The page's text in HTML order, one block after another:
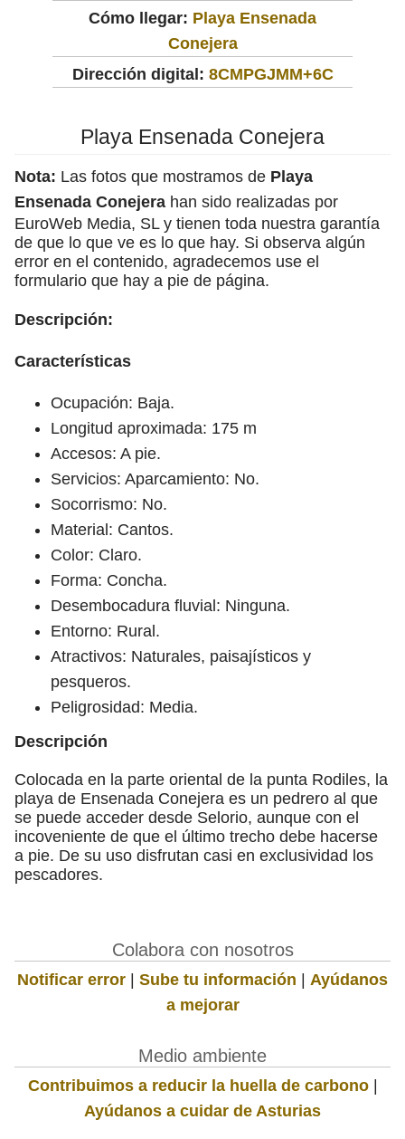
Cómo llegar: Playa Ensenada
Conejera
Dirección digital: 8CMPGJMM+6C
Playa Ensenada Conejera
Nota: Las fotos que mostramos de Playa
Ensenada Conejera han sido realizadas por
EuroWeb Media, SL y tienen toda nuestra garantía
de que lo que ve es lo que hay. Si observa algún
error en el contenido, agradecemos use el
formulario que hay a pie de página.
Descripción:
Características
Ocupación: Baja.
Longitud aproximada: 175 m
Accesos: A pie.
Servicios: Aparcamiento: No.
Socorrismo: No.
Material: Cantos.
Color: Claro.
Forma: Concha.
Desembocadura fluvial: Ninguna.
Entorno: Rural.
Atractivos: Naturales, paisajísticos y
pesqueros.
Peligrosidad: Media.
Descripción
Colocada en la parte oriental de la punta Rodiles, la
playa de Ensenada Conejera es un pedrero al que
se puede acceder desde Selorio, aunque con el
incoveniente de que el último trecho debe hacerse
a pie. De su uso disfrutan casi en exclusividad los
pescadores.
Colabora con nosotros
Notificar error | Sube tu información | Ayúdanos
a mejorar
Medio ambiente
Contribuimos a reducir la huella de carbono|
Ayúdanos a cuidar de Asturias